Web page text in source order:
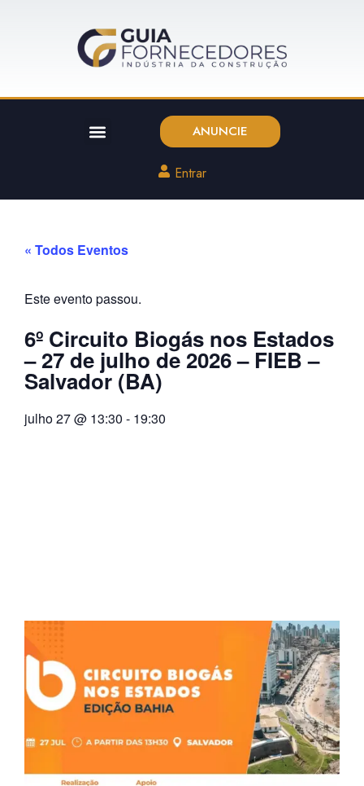
ANUNCIE
Entrar
« Todos Eventos
Este evento passou.
6º Circuito Biogás nos Estados
– 27 de julho de 2026 – FIEB –
Salvador (BA)
julho 27@ 13:30 - 19:30